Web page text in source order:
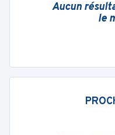
Aucun
le